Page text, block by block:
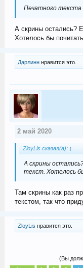
Печатного текста
А скрины остались?
Хотелось бы
Дарлинннравится это.
2 май 2020
ZloyLis сказал(а): ↑
А скрины
текст. Хотелось
Там скрины как раз
текстом, так что
ZloyLis нравится это.
(Вы